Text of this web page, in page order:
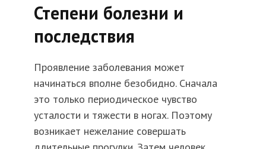
Степени болезни и
последствия
Проявление заболевания может
начинаться вполне безобидно. Сначала
это только периодическое чувство
усталости и тяжести в ногах. Поэтому
возникает нежелание совершать